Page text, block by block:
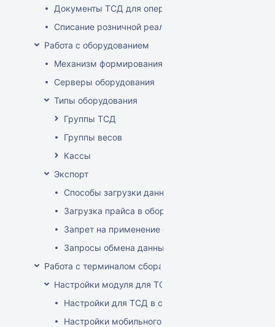
Документы ТСД для операций с алкоголем
Списание розничной реализации алкоголя
Работа с оборудованием
Механизм формирования стоп-листа
Серверы оборудования
Типы оборудования
Группы ТСД
Группы весов
Кассы
Экспорт
Способы загрузки данных в оборудование
Загрузка прайса в оборудование
Запрет на применение скидок
Запросы обмена данными
Работа с терминалом сбора данных (ТСД)
Настройки модуля для ТСД
Настройки для ТСД в системе
Настройки мобильного приложения